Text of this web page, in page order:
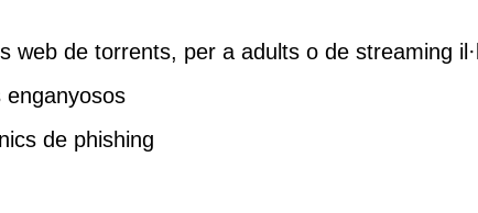
web de torrents, per a adults o de streaming
de phishing